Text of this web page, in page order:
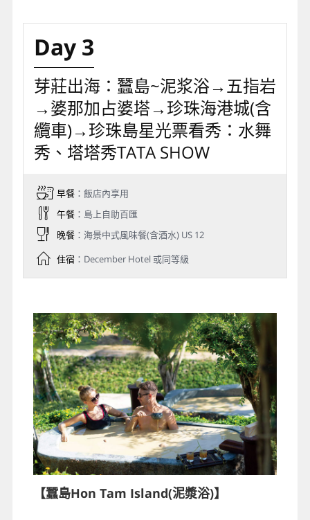
Day 3
芽莊出海：蠶島~泥浆浴→五指岩
→婆那加占婆塔→珍珠海港城(含
纜車)→珍珠島星光票看秀：水舞
秀、塔塔秀TATA SHOW
早餐：飯店內享用
午餐：島上自助百匯
晚餐：海景中式風味餐(含酒水) US 12
住宿：December Hotel 或同等級
【蠶島Hon Tam Island(泥漿浴)】